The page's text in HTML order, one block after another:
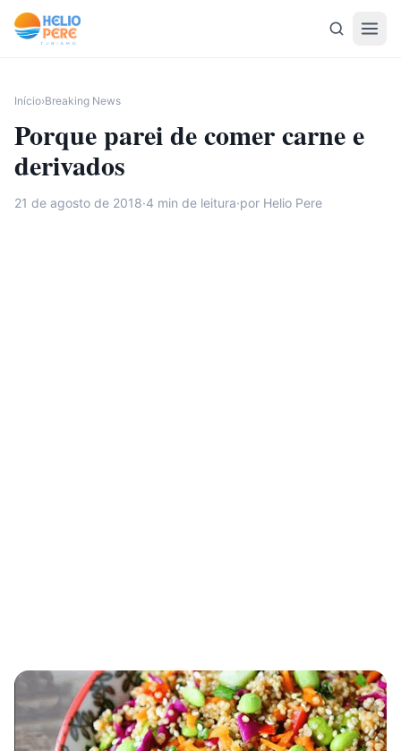
Pular para o conteúdo
Início›Breaking News
Porque parei de comer carne e
derivados
21 de agosto de 2018·4 min de leitura·por Helio Pere